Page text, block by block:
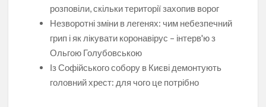
розповіли, скільки території захопив ворог
Незворотні зміни в легенях: чим небезпечний
грип і як лікувати коронавірус – інтерв'ю з
Ольгою Голубовською
Із Софійського собору в Києві демонтують
головний хрест: для чого це потрібно